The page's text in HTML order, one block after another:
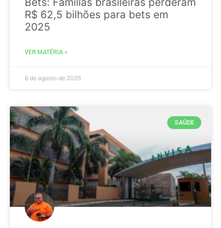
R$ 62,5 bilhões para bets em
2025
VER MATÉRIA »
6 de agosto de 2026
SAÚDE